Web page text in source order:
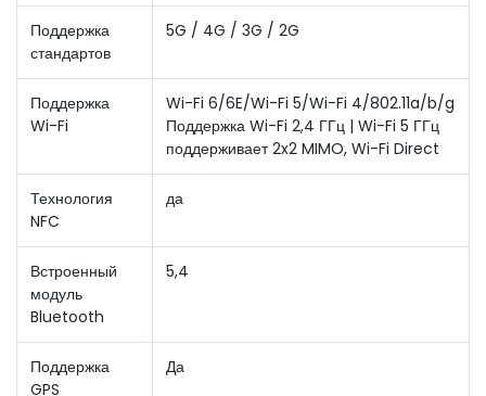
Поддержка
стандартов
5G / 4G / 3G / 2G
Поддержка
Wi-Fi
Wi-Fi 6/6E/Wi-Fi 5/Wi-Fi 4/802.11a/b/g
Поддержка Wi-Fi 2,4 ГГц | Wi-Fi 5 ГГц
поддерживает 2x2 MIMO, Wi-Fi Direct
Технология
NFC
да
Встроенный
модуль
Bluetooth
5,4
Поддержка
GPS
Да